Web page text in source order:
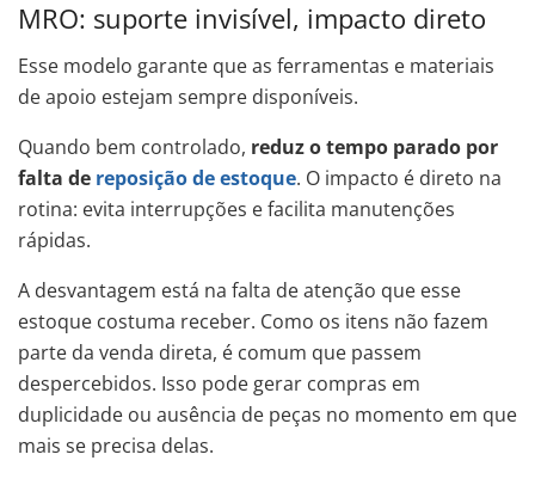
MRO: suporte invisível, impacto direto
Esse modelo garante que as ferramentas e materiais
de apoio estejam sempre disponíveis.
Quando bem controlado, reduz o tempo parado por
falta de reposição de estoque. O impacto é direto na
rotina: evita interrupções e facilita manutenções
rápidas.
A desvantagem está na falta de atenção que esse
estoque costuma receber. Como os itens não fazem
parte da venda direta, é comum que passem
despercebidos. Isso pode gerar compras em
duplicidade ou ausência de peças no momento em que
mais se precisa delas.